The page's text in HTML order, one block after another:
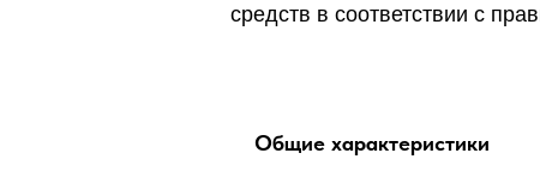
средств в соответствии с
Общие характеристики